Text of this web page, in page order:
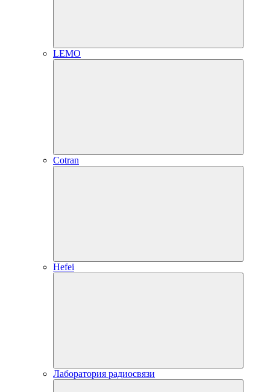
LEMO
Cotran
Hefei
Лаборатория радиосвязи